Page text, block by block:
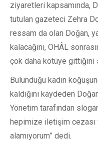
ziyaretleri kapsamında,
tutulan gazeteci Zehra
ressam da olan Doğan,
kalacağını, OHÂL
çok daha kötüye gittiğini
Bulunduğu kadın
kaldığını kaydeden
Yönetim tarafından
hepimize iletişim cezası
alamıyorum” dedi.